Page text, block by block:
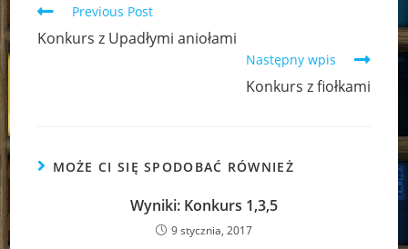
Read
more
articles
Previous Post
Konkurs z Upadłymi aniołami
Następny wpis
Konkurs z fiołkami
MOŻE CI SIĘ SPODOBAĆ RÓWNIEŻ
Wyniki: Konkurs 1,3,5
9 stycznia, 2017